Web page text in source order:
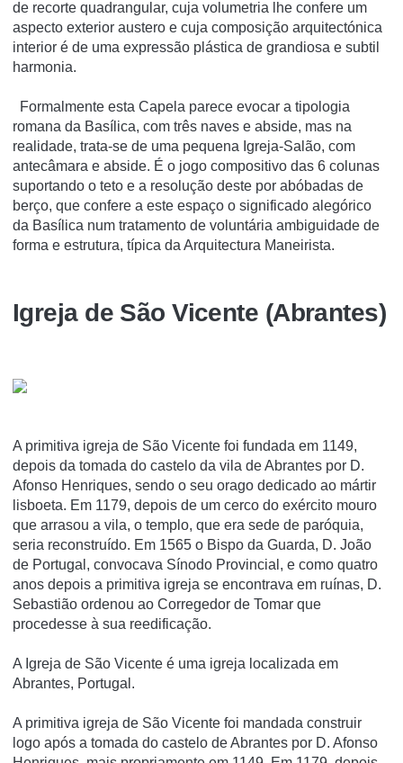
de recorte quadrangular, cuja volumetria lhe confere um
aspecto exterior austero e cuja composição arquitectónica
interior é de uma expressão plástica de grandiosa e subtil
harmonia.
Formalmente esta Capela parece evocar a tipologia
romana da Basílica, com três naves e abside, mas na
realidade, trata-se de uma pequena Igreja-Salão, com
antecâmara e abside. É o jogo compositivo das 6 colunas
suportando o teto e a resolução deste por abóbadas de
berço, que confere a este espaço o significado alegórico
da Basílica num tratamento de voluntária ambiguidade de
forma e estrutura, típica da Arquitectura Maneirista.
Igreja de São Vicente (Abrantes)
A primitiva igreja de São Vicente foi fundada em 1149,
depois da tomada do castelo da vila de Abrantes por D.
Afonso Henriques, sendo o seu orago dedicado ao mártir
lisboeta. Em 1179, depois de um cerco do exército mouro
que arrasou a vila, o templo, que era sede de paróquia,
seria reconstruído. Em 1565 o Bispo da Guarda, D. João
de Portugal, convocava Sínodo Provincial, e como quatro
anos depois a primitiva igreja se encontrava em ruínas, D.
Sebastião ordenou ao Corregedor de Tomar que
procedesse à sua reedificação.
A Igreja de São Vicente é uma igreja localizada em
Abrantes, Portugal.
A primitiva igreja de São Vicente foi mandada construir
logo após a tomada do castelo de Abrantes por D. Afonso